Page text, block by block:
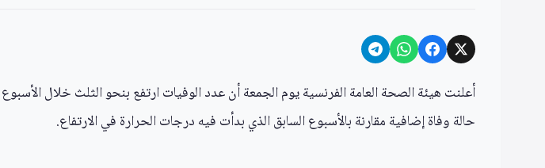
أعلنت هيئة الصحة العامة الفرنسية يوم الجمعة أن عدد الوفيات ارتفع بنحو الثلث خلال
حالة وفاة إضافية مقارنة بالأسبوع السابق الذي بدأت فيه درجات الحرارة في الارتفاع.